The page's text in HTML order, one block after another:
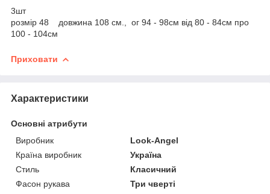
3шт
розмір 48 довжина 108 см., ог 94 - 98см від 80 - 84см про
100 - 104см
Приховати
Характеристики
Основні атрибути
Виробник
Look-Angel
Країна виробник
Україна
Стиль
Класичний
Фасон рукава
Три чверті